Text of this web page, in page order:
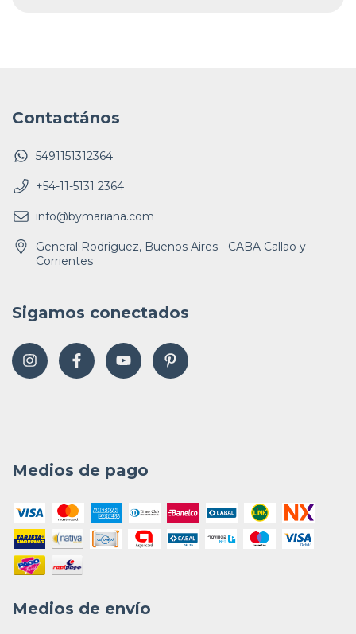
Contactános
5491151312364
+54-11-5131 2364
info@bymariana.com
General Rodriguez, Buenos Aires - CABA Callao y
Corrientes
Sigamos conectados
Medios de pago
Medios de envío